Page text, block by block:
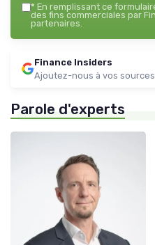
* En remplissant ce
des fins commerciales par
partenaires.
Finance Insiders
Ajoutez-nous à vos
Parole d'experts